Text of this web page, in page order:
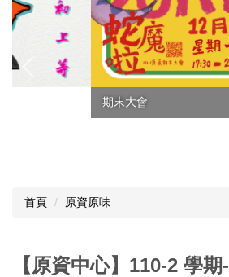
首頁 原資原味
【原資中心】110-2 學